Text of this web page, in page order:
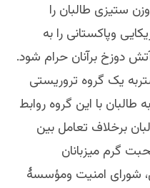
ستیزی طالبان را
وپاکستانی را به
دوزخ برآنان حرام شود.
یک گروه تروریستی
با این گروه روابط
برخلاف تعامل بین
گرم میزبانان
شورای امنیت ومؤسسۀ